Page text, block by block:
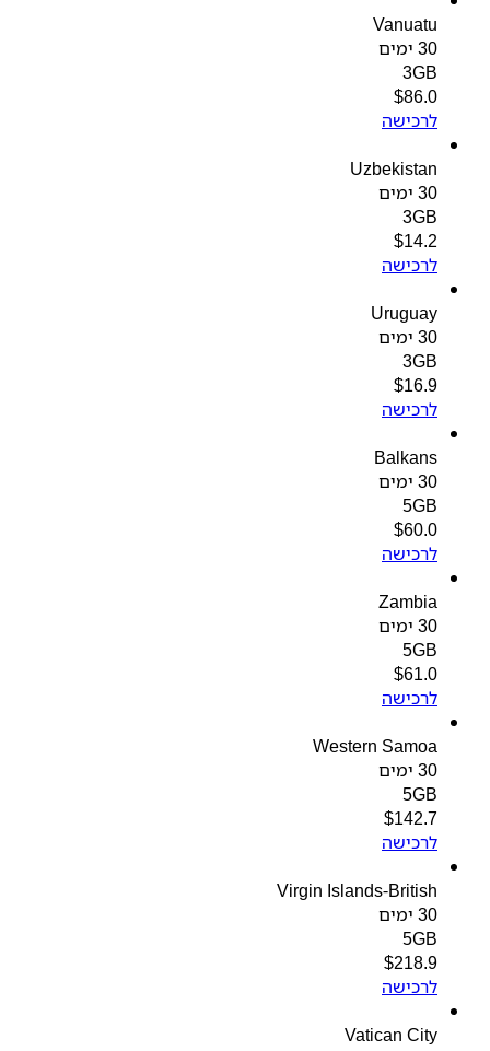
Vanuatu
3GB
$86.0
לרכישה
Uzbekistan
3GB
$14.2
לרכישה
Uruguay
3GB
$16.9
לרכישה
Balkans
5GB
$60.0
לרכישה
Zambia
5GB
$61.0
לרכישה
Western Samoa
5GB
$142.7
לרכישה
Virgin Islands-British
5GB
$218.9
לרכישה
Vatican City